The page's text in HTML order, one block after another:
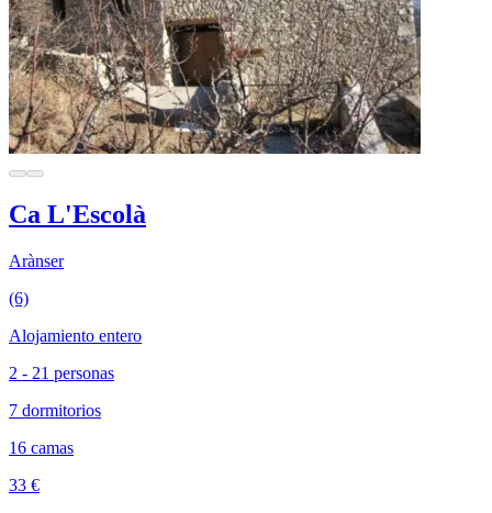
Ca L'Escolà
Arànser
(6)
Alojamiento entero
2 - 21 personas
7 dormitorios
16 camas
33 €